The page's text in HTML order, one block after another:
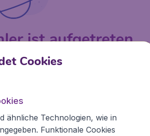
ist aufgetreten ...
Internationale Webseiten
Cookies
ähnliche Technologien, wie in
Funktionale Cookies